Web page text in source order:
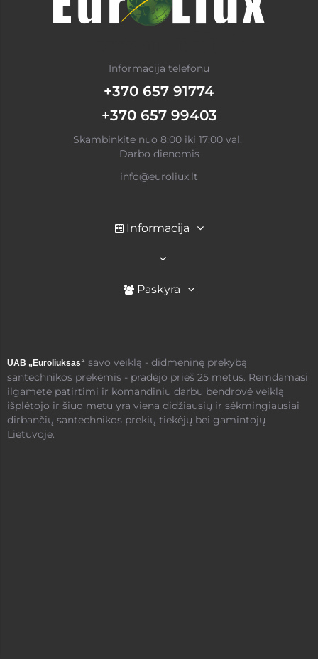
Informacija telefonu
+370 657 91774
+370 657 99403
Skambinkite nuo 8:00 iki 17:00 val.
Darbo dienomis
info@euroliux.lt
Informacija
Paskyra
UAB „Euroliuksas“ savo veiklą - didmeninę prekybą
santechnikos prekėmis - pradėjo prieš 25 metus. Remdamasi
ilgamete patirtimi ir komandiniu darbu bendrovė veiklą
išplėtojo ir šiuo metu yra viena didžiausių ir sėkmingiausiai
dirbančių santechnikos prekių tiekėjų bei gamintojų
Lietuvoje.